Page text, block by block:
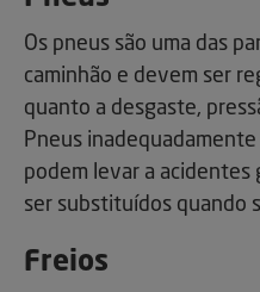
Os pneus são uma das
caminhão e devem ser
quanto a desgaste,
Pneus
podem levar a acidentes
ser substituídos quando
Freios